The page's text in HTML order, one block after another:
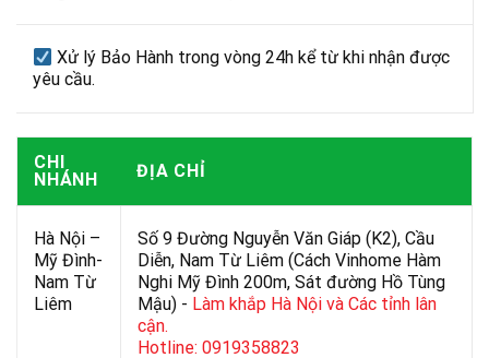
Xử lý Bảo Hành trong vòng 24h kể từ khi nhận được
yêu cầu.
CHI
NHÁNH
ĐỊA CHỈ
Hà Nội –
Mỹ Đình-
Nam Từ
Liêm
Số 9 Đường Nguyễn Văn Giáp (K2), Cầu
Diễn, Nam Từ Liêm (Cách Vinhome Hàm
Nghi Mỹ Đình 200m, Sát đường Hồ Tùng
Mậu) - Làm khắp Hà Nội và Các tỉnh lân
cận.
Hotline: 0919358823